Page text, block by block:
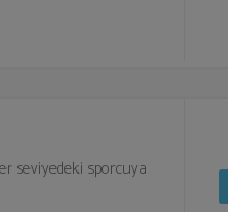
seviyedeki sporcuya